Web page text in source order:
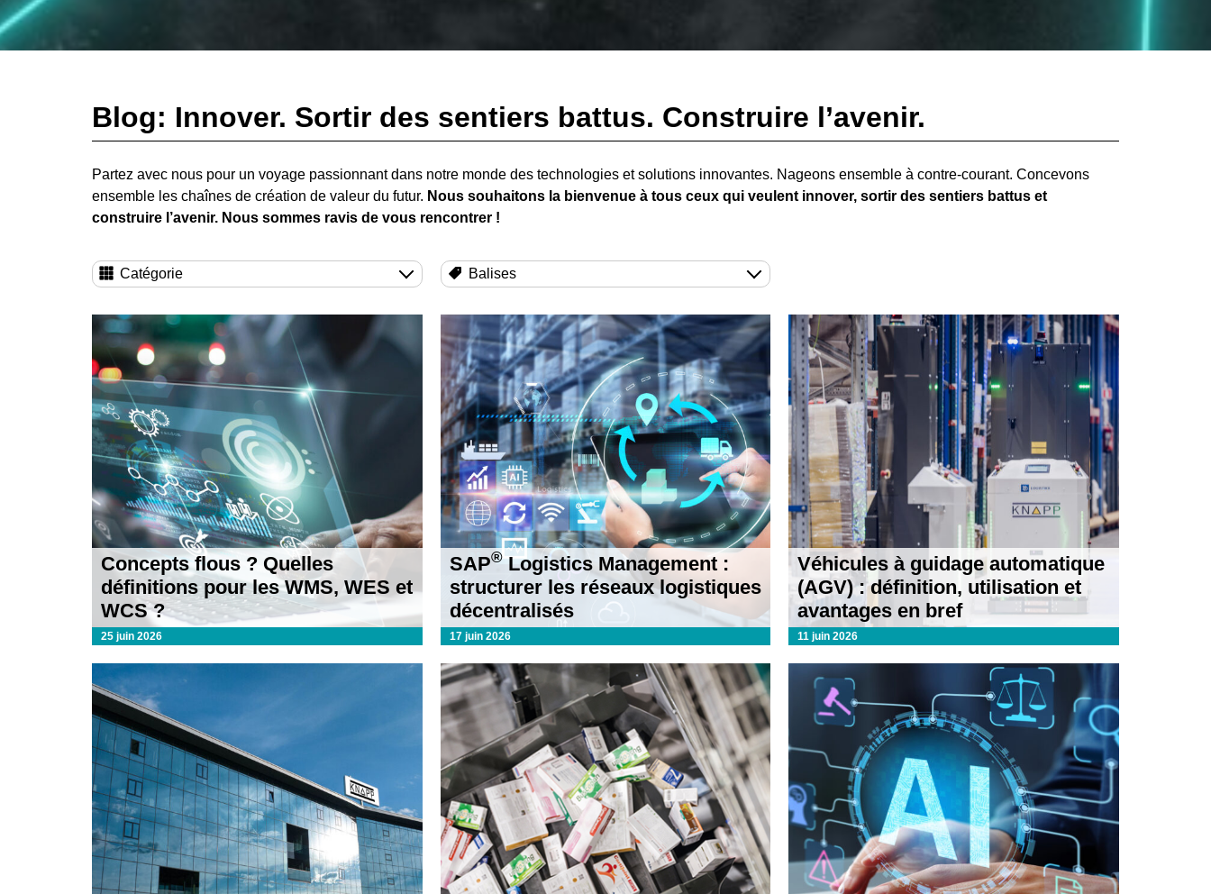
Blog: Innover. Sortir des sentiers battus. Construire l’avenir.
Partez avec nous pour un voyage passionnant dans notre monde des technologies et solutions innovantes. Nageons ensemble à contre-courant. Concevons
ensemble les chaînes de création de valeur du futur. Nous souhaitons la bienvenue à tous ceux qui veulent innover, sortir des sentiers battus et
construire l’avenir. Nous sommes ravis de vous rencontrer !
Concepts flous ? Quelles
définitions pour les WMS, WES et
WCS ?
25 juin 2026
SAP®Logistics Management :
structurer les réseaux logistiques
décentralisés
17 juin 2026
Véhicules à guidage automatique
(AGV) : définition, utilisation et
avantages en bref
11 juin 2026